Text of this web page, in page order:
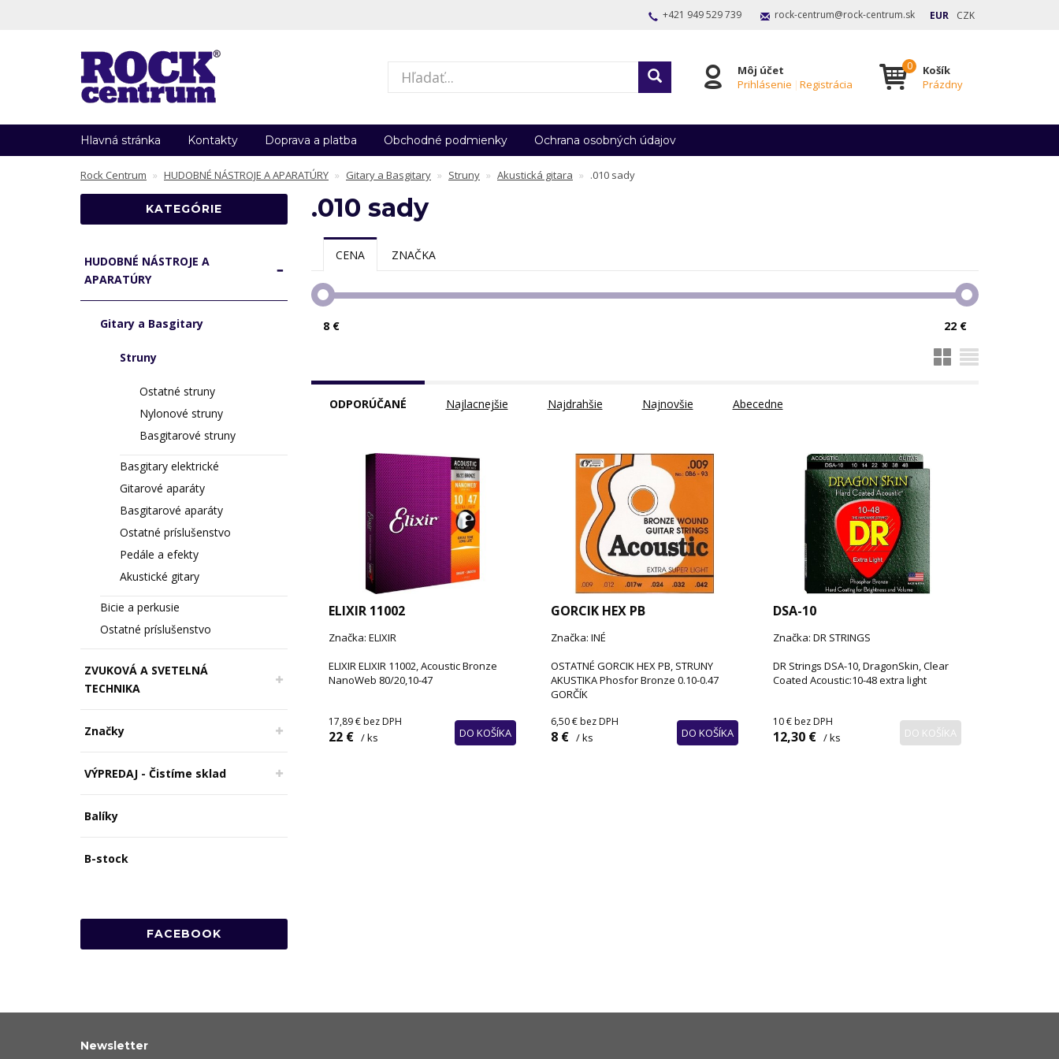
+421 949 529 739 rock-centrum@rock-centrum.sk EUR CZK
Môj účet
Prihlásenie | Registrácia
Košík
Prázdny
Hlavná stránka Kontakty Doprava a platba Obchodné podmienky Ochrana osobných údajov
Rock Centrum HUDOBNÉ NÁSTROJE A APARATÚRY Gitary a Basgitary Struny Akustická gitara .010 sady
KATEGÓRIE
HUDOBNÉ NÁSTROJE A
APARATÚRY
Gitary a Basgitary
Struny
Ostatné struny
Nylonové struny
Basgitarové struny
Basgitary elektrické
Gitarové aparáty
Basgitarové aparáty
Ostatné príslušenstvo
Pedále a efekty
Akustické gitary
Bicie a perkusie
Ostatné príslušenstvo
ZVUKOVÁ A SVETELNÁ
TECHNIKA
Značky
VÝPREDAJ - Čistíme sklad
Balíky
B-stock
FACEBOOK
.010 sady
CENA ZNAČKA
8 € 22 €
ODPORÚČANÉ Najlacnejšie Najdrahšie Najnovšie Abecedne
ELIXIR 11002
Značka: ELIXIR
ELIXIR ELIXIR 11002, Acoustic Bronze
NanoWeb 80/20,10-47
17,89 € bez DPH
22 € / ks DO KOŠÍKA
GORCIK HEX PB
Značka: INÉ
OSTATNÉ GORCIK HEX PB, STRUNY
AKUSTIKA Phosfor Bronze 0.10-0.47
GORČÍK
6,50 € bez DPH
8 € / ks DO KOŠÍKA
DSA-10
Značka: DR STRINGS
DR Strings DSA-10, DragonSkin, Clear
Coated Acoustic:10-48 extra light
10 € bez DPH
12,30 € / ks DO KOŠÍKA
Newsletter